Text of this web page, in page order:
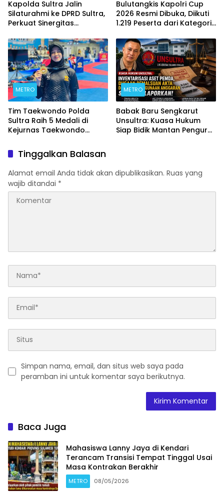
Kapolda Sultra Jalin
Silaturahmi ke DPRD Sultra,
Perkuat Sinergitas
Kemajuan Daerah
Bulutangkis Kapolri Cup
2026 Resmi Dibuka, Diikuti
1.219 Peserta dari Kategori
METRO
Tim Taekwondo Polda
Sultra Raih 5 Medali di
Kejurnas Taekwondo
METRO
Babak Baru Sengkarut
Unsultra: Kuasa Hukum
Siap Bidik Mantan Pengurus
Tinggalkan Balasan
Alamat email Anda tidak akan dipublikasikan. Ruas yang
wajib ditandai *
Simpan nama, email, dan situs web saya pada
peramban ini untuk komentar saya berikutnya.
Baca Juga
Mahasiswa Lanny Jaya di Kendari
Terancam Transisi Tempat Tinggal Usai
Masa Kontrakan Berakhir
METRO 08/05/2026